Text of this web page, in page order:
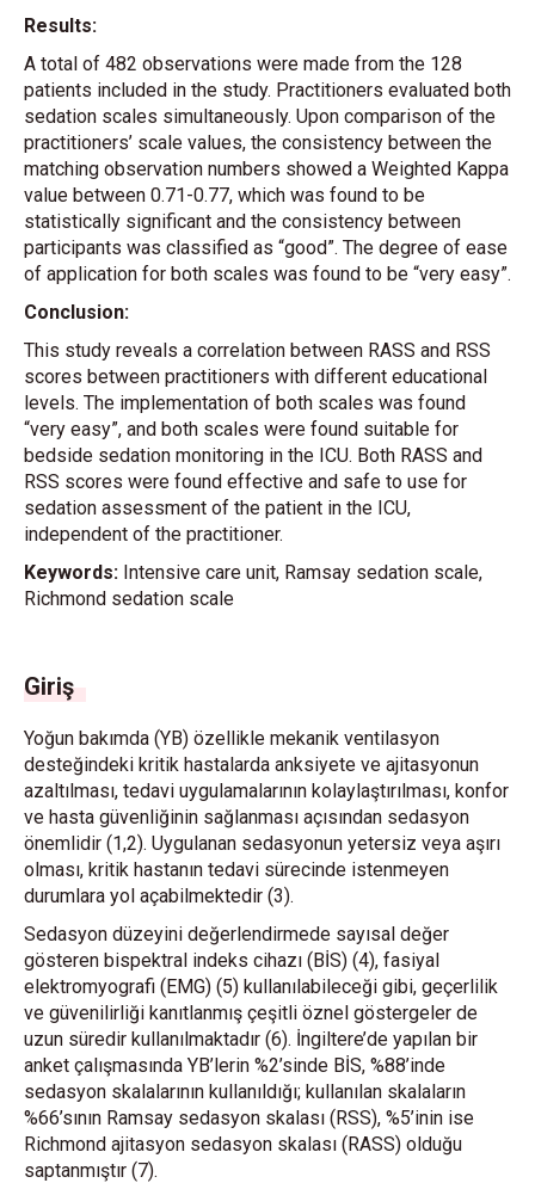
Results:
A total of 482 observations were made from the 128
patients included in the study. Practitioners evaluated both
sedation scales simultaneously. Upon comparison of the
practitioners’ scale values, the consistency between the
matching observation numbers showed a Weighted Kappa
value between 0.71-0.77, which was found to be
statistically significant and the consistency between
participants was classified as “good”. The degree of ease
of application for both scales was found to be “very easy”.
Conclusion:
This study reveals a correlation between RASS and RSS
scores between practitioners with different educational
levels. The implementation of both scales was found
“very easy”, and both scales were found suitable for
bedside sedation monitoring in the ICU. Both RASS and
RSS scores were found effective and safe to use for
sedation assessment of the patient in the ICU,
independent of the practitioner.
Keywords: Intensive care unit, Ramsay sedation scale,
Richmond sedation scale
Giriş
Yoğun bakımda (YB) özellikle mekanik ventilasyon
desteğindeki kritik hastalarda anksiyete ve ajitasyonun
azaltılması, tedavi uygulamalarının kolaylaştırılması, konfor
ve hasta güvenliğinin sağlanması açısından sedasyon
önemlidir (1,2). Uygulanan sedasyonun yetersiz veya aşırı
olması, kritik hastanın tedavi sürecinde istenmeyen
durumlara yol açabilmektedir (3).
Sedasyon düzeyini değerlendirmede sayısal değer
gösteren bispektral indeks cihazı (BİS) (4), fasiyal
elektromyografi (EMG) (5) kullanılabileceği gibi, geçerlilik
ve güvenilirliği kanıtlanmış çeşitli öznel göstergeler de
uzun süredir kullanılmaktadır (6). İngiltere’de yapılan bir
anket çalışmasında YB’lerin %2’sinde BİS, %88’inde
sedasyon skalalarının kullanıldığı; kullanılan skalaların
%66’sının Ramsay sedasyon skalası (RSS), %5’inin ise
Richmond ajitasyon sedasyon skalası (RASS) olduğu
saptanmıştır (7).